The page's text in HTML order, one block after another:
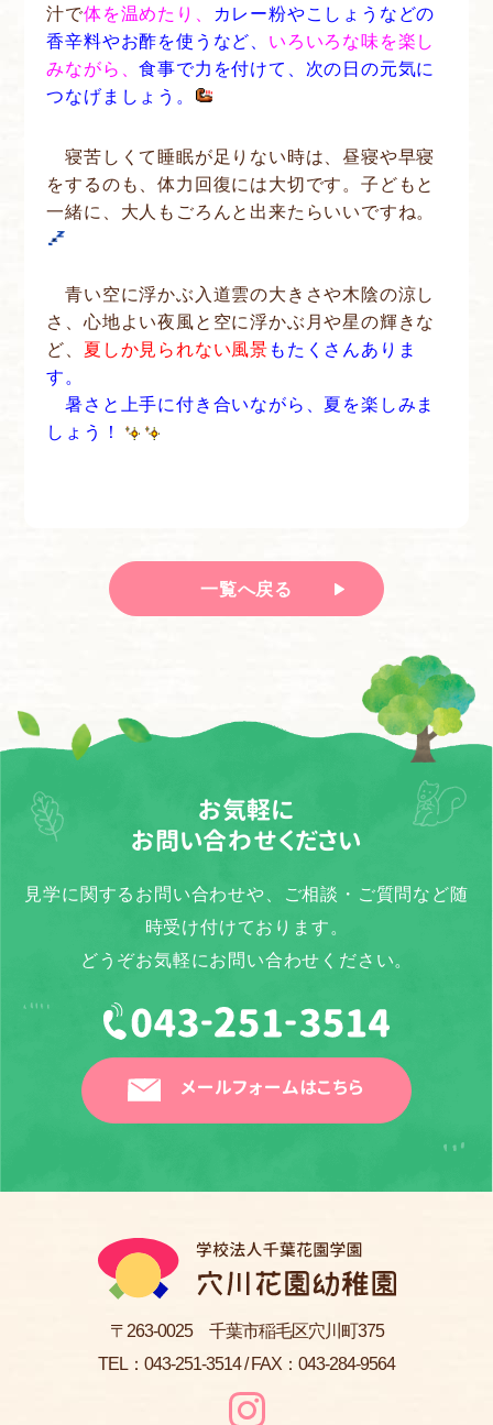
汁で体を温めたり、
カレー粉やこしょうなどの
香辛料やお酢を使うなど、 いろいろな味を楽し
みながら、食事で力を付けて、次の日の元気に
つなげましょう。
寝苦しくて睡眠が足りない時は、昼寝や早寝
をするのも、体力回復には大切です。子どもと
一緒に、大人もごろんと出来たらいいですね。
青い空に浮かぶ入道雲の大きさや木陰の涼し
さ、心地よい夜風と空に浮かぶ月や星の輝きな
ど、 夏しか見られない風景 もたくさんありま
す。
暑さと上手に付き合いながら、夏を楽しみま
しょう！
一覧へ戻る
お気軽に
お問い合わせください
見学に関するお問い合わせや、ご相談・ご質問など随
時受け付けております。
どうぞお気軽にお問い合わせください。
メールフォームはこちら
〒263-0025 千葉市稲毛区穴川町375
TEL： 043-251-3514/ FAX：043-284-9564